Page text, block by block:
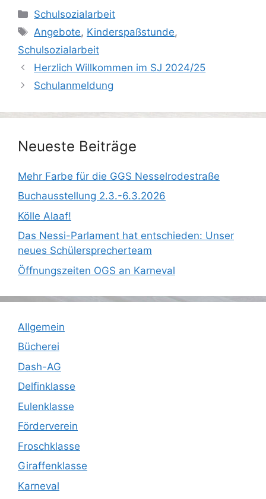
Kategorien
Schulsozialarbeit
Schlagwörter
Angebote, Kinderspaßstunde,
Schulsozialarbeit
Herzlich Willkommen im SJ 2024/25
Schulanmeldung
Neueste Beiträge
Mehr Farbe für die GGS Nesselrodestraße
Buchausstellung 2.3.-6.3.2026
Kölle Alaaf!
Das Nessi-Parlament hat entschieden: Unser
neues Schülersprecherteam
Öffnungszeiten OGS an Karneval
Allgemein
Bücherei
Dash-AG
Delfinklasse
Eulenklasse
Förderverein
Froschklasse
Giraffenklasse
Karneval